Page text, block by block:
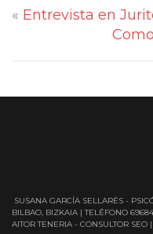
« Entrevista en
SUSANA GARCÍA SELLARÉS -
BILBAO, BIZKAIA | TELÉFONO
AITOR TENERIA - CONSULTOR SEO|